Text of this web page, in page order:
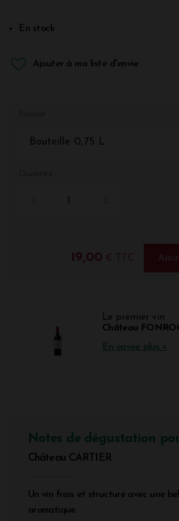
En stock
Ajouter à ma liste d'envie
Bouteille 0,75 L
19,00 € TTC
Le premier vin
Château
En savoir plus +
Notes de dégustation
Château CARTIER
Un vin frais et structuré avec une
aromatique.